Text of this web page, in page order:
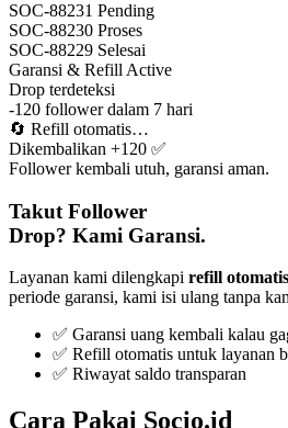
SOC-88231 Pending
SOC-88230 Proses
SOC-88229 Selesai
Garansi & Refill Active
Drop terdeteksi
-120 follower dalam 7 hari
🔄 Refill otomatis…
Dikembalikan +120 ✅
Follower kembali utuh, garansi aman.
Takut Follower
Drop? Kami Garansi.
Layanan kami dilengkapi refill otomatis
periode garansi, kami isi ulang tanpa
✅ Garansi uang kembali kalau
✅ Refill otomatis untuk layanan
✅ Riwayat saldo transparan
Cara Pakai Socio.id